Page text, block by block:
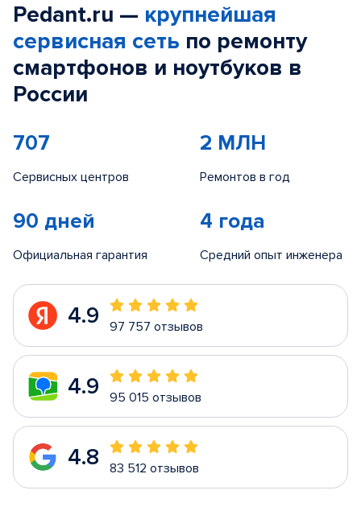
Pedant.ru — крупнейшая
сервисная сеть по ремонту
смартфонов и ноутбуков в
России
707
Сервисных центров
2 МЛН
Ремонтов в год
90 дней
Официальная гарантия
4 года
Средний опыт инженера
4.9 97 757 отзывов
4.9 95 015 отзывов
4.8 83 512 отзывов